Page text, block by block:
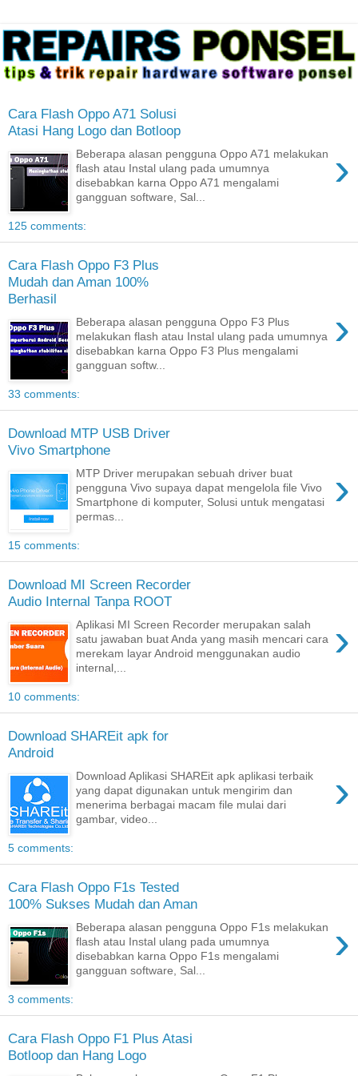
Cara Flash Oppo A71 Solusi
Atasi Hang Logo dan Botloop
›
Beberapa alasan pengguna Oppo A71 melakukan
flash atau Instal ulang pada umumnya
disebabkan karna Oppo A71 mengalami
gangguan software, Sal...
125 comments:
Cara Flash Oppo F3 Plus
Mudah dan Aman 100%
Berhasil
›
Beberapa alasan pengguna Oppo F3 Plus
melakukan flash atau Instal ulang pada umumnya
disebabkan karna Oppo F3 Plus mengalami
gangguan softw...
33 comments:
Download MTP USB Driver
Vivo Smartphone
›
MTP Driver merupakan sebuah driver buat
pengguna Vivo supaya dapat mengelola file Vivo
Smartphone di komputer, Solusi untuk mengatasi
permas...
15 comments:
Download MI Screen Recorder
Audio Internal Tanpa ROOT
›
Aplikasi MI Screen Recorder merupakan salah
satu jawaban buat Anda yang masih mencari cara
merekam layar Android menggunakan audio
internal,...
10 comments:
Download SHAREit apk for
Android
›
Download Aplikasi SHAREit apk aplikasi terbaik
yang dapat digunakan untuk mengirim dan
menerima berbagai macam file mulai dari
gambar, video...
5 comments:
Cara Flash Oppo F1s Tested
100% Sukses Mudah dan Aman
›
Beberapa alasan pengguna Oppo F1s melakukan
flash atau Instal ulang pada umumnya
disebabkan karna Oppo F1s mengalami
gangguan software, Sal...
3 comments:
Cara Flash Oppo F1 Plus Atasi
Botloop dan Hang Logo